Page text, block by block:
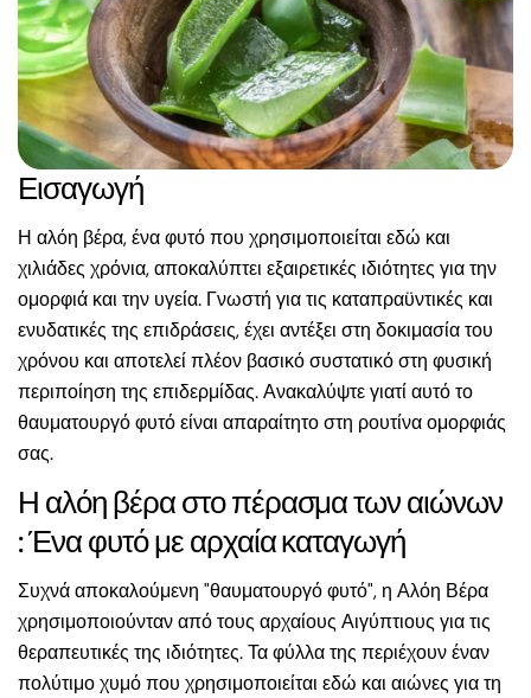
Εισαγωγή
Η αλόη βέρα, ένα φυτό που χρησιμοποιείται εδώ και
χιλιάδες χρόνια, αποκαλύπτει εξαιρετικές ιδιότητες για την
ομορφιά και την υγεία. Γνωστή για τις καταπραϋντικές και
ενυδατικές της επιδράσεις, έχει αντέξει στη δοκιμασία του
χρόνου και αποτελεί πλέον βασικό συστατικό στη φυσική
περιποίηση της επιδερμίδας. Ανακαλύψτε γιατί αυτό το
θαυματουργό φυτό είναι απαραίτητο στη ρουτίνα ομορφιάς
σας.
Η αλόη βέρα στο πέρασμα των αιώνων
: Ένα φυτό με αρχαία καταγωγή
Συχνά αποκαλούμενη "θαυματουργό φυτό", η Αλόη Βέρα
χρησιμοποιούνταν από τους αρχαίους Αιγύπτιους για τις
θεραπευτικές της ιδιότητες. Τα φύλλα της περιέχουν έναν
πολύτιμο χυμό που χρησιμοποιείται εδώ και αιώνες για τη